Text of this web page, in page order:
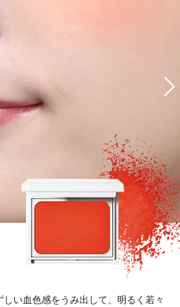
い血色感をうみ出して、明るく若々